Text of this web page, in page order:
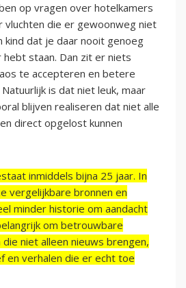
op vragen over hotelkamers
vluchten die er gewoonweg niet
kind dat je daar nooit genoeg
hebt staan. Dan zit er niets
te accepteren en betere
is dat niet leuk, maar
blijven realiseren dat niet alle
direct opgelost kunnen
inmiddels bijna 25 jaar. In
vergelijkbare bronnen en
minder historie om aandacht
om betrouwbare
niet alleen nieuws brengen,
en verhalen die er echt toe